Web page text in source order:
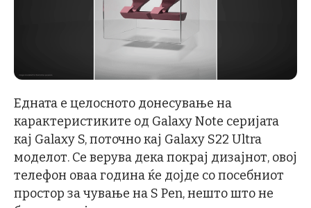
Едната е целосното донесување на
карактеристиките од Galaxy Note серијата
кај Galaxy S, поточно кај Galaxy S22 Ultra
моделот. Се верува дека покрај дизајнот, овој
телефон оваа година ќе дојде со посебниот
простор за чување на S Pen, нешто што не